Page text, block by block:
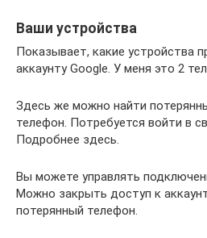
Ваши устройства
Показывает, какие устройства
аккаунту Google. У меня это 2
Здесь же можно найти
телефон. Потребуется войти в
Подробнее здесь.
Вы можете управлять
Можно закрыть доступ к
потерянный телефон.